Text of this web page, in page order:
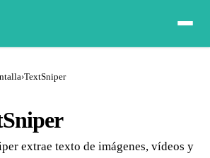
›TextSniper
extrae texto de imágenes, vídeos y